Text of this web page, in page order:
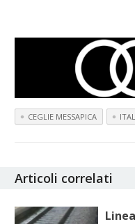
CEGLIE MESSAPICA
Articoli correlati